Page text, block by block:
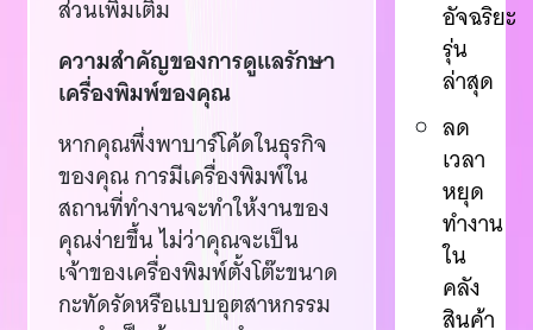
ส่วนเพิ่มเติม
ความสำคัญของการดูแลรักษา
เครื่องพิมพ์ของคุณ
หากคุณพึ่งพาบาร์โค้ดในธุรกิจ
ของคุณ การมีเครื่องพิมพ์ใน
สถานที่ทำงานจะทำให้งานของ
คุณง่ายขึ้น ไม่ว่าคุณจะเป็น
เจ้าของเครื่องพิมพ์ตั้งโต๊ะขนาด
กะทัดรัดหรือแบบอุตสาหกรรม
อัจฉริยะ
รุ่น
ล่าสุด
ลด
เวลา
หยุด
ทำงาน
ใน
คลัง
สินค้า